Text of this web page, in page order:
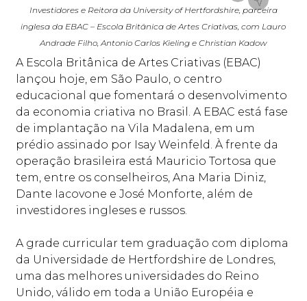
Investidores e Reitora da University of Hertfordshire, parceira
inglesa da EBAC – Escola Britânica de Artes Criativas, com Lauro
Andrade Filho, Antonio Carlos Kieling e Christian Kadow
A Escola Britânica de Artes Criativas (EBAC)
lançou hoje, em São Paulo, o centro
educacional que fomentará o desenvolvimento
da economia criativa no Brasil. A EBAC está fase
de implantação na Vila Madalena, em um
prédio assinado por Isay Weinfeld. À frente da
operação brasileira está Mauricio Tortosa que
tem, entre os conselheiros, Ana Maria Diniz,
Dante Iacovone e José Monforte, além de
investidores ingleses e russos.
A grade curricular tem graduação com diploma
da Universidade de Hertfordshire de Londres,
uma das melhores universidades do Reino
Unido, válido em toda a União Européia e